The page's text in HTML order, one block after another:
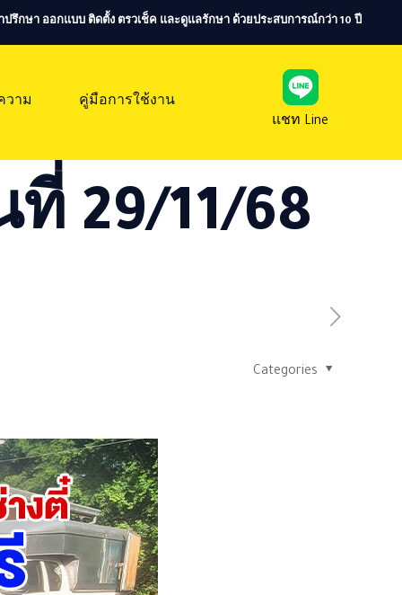
ปรึกษา ออกแบบ ติดตั้ง ตรวเช็ค และดูแลรักษา ด้วยประสบการณ์กว่า 10 ปี
วาม
คู่มือการใช้งาน
แชท Line
29/11/68
Categories